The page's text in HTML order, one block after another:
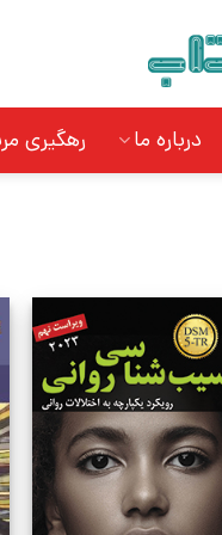
درباره ما رهگیری